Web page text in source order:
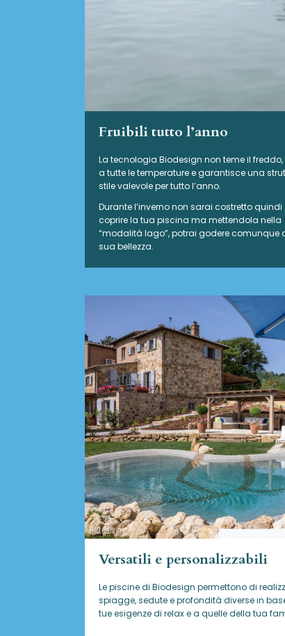
Fruibili tutto l’anno
La tecnologia Biodesign non teme il freddo,
a tutte le temperature e garantisce una
stile valevole per tutto l’anno.
Durante l’inverno non sarai costretto quindi
coprire la tua piscina ma mettendola nella
“modalità lago”, potrai godere comunque
sua bellezza.
Versatili e personalizzabili
Le piscine di Biodesign permettono di
spiagge, sedute e profondità diverse in
tue esigenze di relax e a quelle della tua